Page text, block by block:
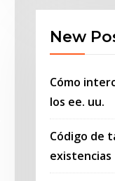
New
Cómo
los ee. uu.
Código de
existencias